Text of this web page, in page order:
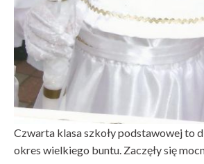
Czwarta klasa szkoły podstawowej to
okres wielkiego buntu. Zaczęły się